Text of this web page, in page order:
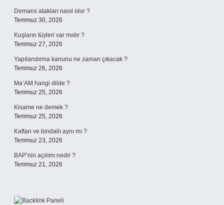
Demans atakları nasıl olur ?
Temmuz 30, 2026
Kuşların tüyleri var mıdır ?
Temmuz 27, 2026
Yapılandırma kanunu ne zaman çıkacak ?
Temmuz 26, 2026
Ma’AM hangi dilde ?
Temmuz 25, 2026
Kisame ne demek ?
Temmuz 25, 2026
Kaftan ve bindallı aynı mı ?
Temmuz 23, 2026
BAP’nin açılımı nedir ?
Temmuz 21, 2026